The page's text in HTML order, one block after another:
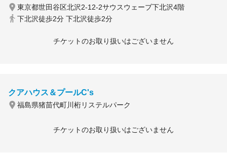
東京都世田谷区北沢2-12-2サウスウェーブ下北沢4階
下北沢徒歩2分 下北沢徒歩2分
チケットのお取り扱いはございません
クアハウス＆プールC's
福島県猪苗代町川桁リステルパーク
チケットのお取り扱いはございません